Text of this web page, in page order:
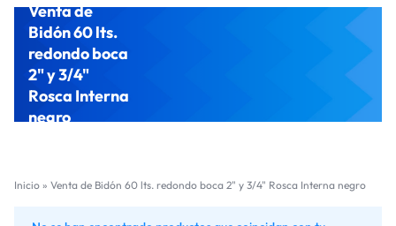
Venta de
Bidón 60 lts.
redondo boca
2" y 3/4"
Rosca Interna
negro
Inicio » Venta de Bidón 60 lts. redondo boca 2" y 3/4" Rosca Interna negro